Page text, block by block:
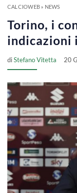
CALCIOWEB» NEWS
Torino, i
indicazioni
diStefano Vitetta 20